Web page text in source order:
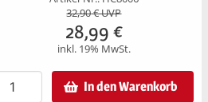
32,90€ UVP
28,99 €
inkl. 19% MwSt.
In den Warenkorb